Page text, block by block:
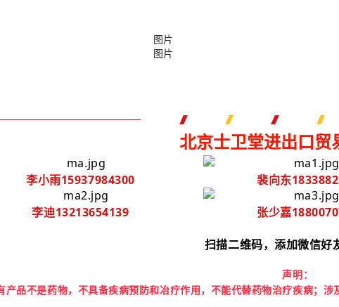
北京士卫堂进出口贸
李小雨15937984300 裴向东
李迪13213654139 张少嘉
扫描二维码，添加微信好
声明：
产品不是药物，不具备疾病预防和冶疗作用，不能代替药物治疗疾病； 涉